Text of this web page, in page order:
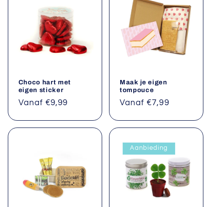
Choco hart met
eigen sticker
Normale
Vanaf €9,99
Maak je eigen
tompouce
Normale
Vanaf €7,99
Aanbieding